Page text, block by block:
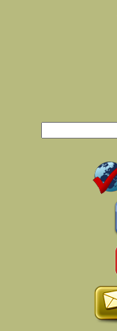
搜尋表單
搜尋